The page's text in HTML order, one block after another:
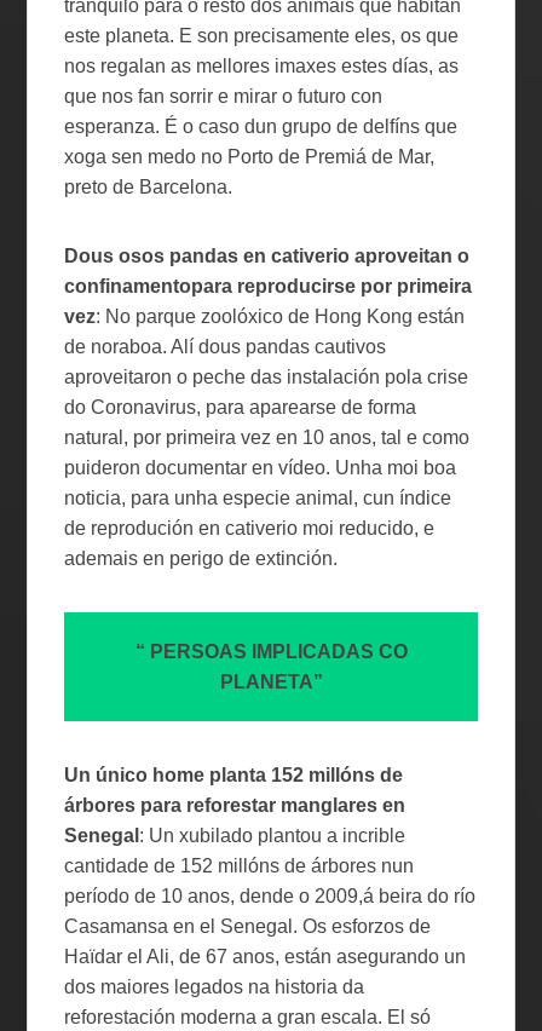
tranquilo para o resto dos animais que habitan
este planeta. E son precisamente eles, os que
nos regalan as mellores imaxes estes días, as
que nos fan sorrir e mirar o futuro con
esperanza. É o caso dun grupo de delfíns que
xoga sen medo no Porto de Premiá de Mar,
preto de Barcelona.
Dous osos pandas en cativerio aproveitan o
confinamentopara reproducirse por primeira
vez: No parque zoolóxico de Hong Kong están
de noraboa. Alí dous pandas cautivos
aproveitaron o peche das instalación pola crise
do Coronavirus, para aparearse de forma
natural, por primeira vez en 10 anos, tal e como
puideron documentar en vídeo. Unha moi boa
noticia, para unha especie animal, cun índice
de reprodución en cativerio moi reducido, e
ademais en perigo de extinción.
“ PERSOAS IMPLICADAS CO
PLANETA”
Un único home planta 152 millóns de
árbores para reforestar manglares en
Senegal : Un xubilado plantou a incrible
cantidade de 152 millóns de árbores nun
período de 10 anos, dende o 2009,á beira do río
Casamansa en el Senegal. Os esforzos de
Haïdar el Ali, de 67 anos, están asegurando un
dos maiores legados na historia da
reforestación moderna a gran escala. El só